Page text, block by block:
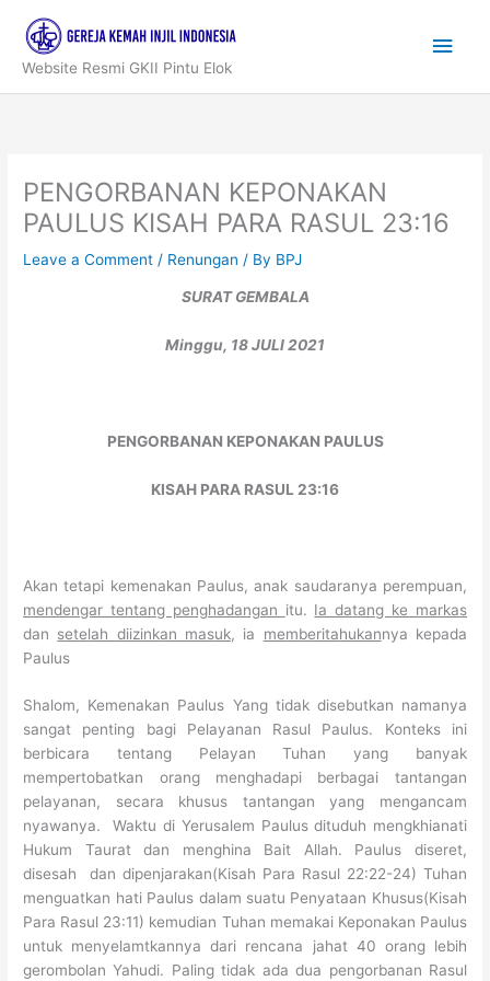
content
Website Resmi GKII Pintu Elok
Main
PENGORBANAN KEPONAKAN
PAULUS KISAH PARA RASUL 23:16
Leave a Comment / Renungan / By BPJ
SURAT GEMBALA
Minggu, 18 JULI 2021
PENGORBANAN KEPONAKAN PAULUS
KISAH PARA RASUL 23:16
Akan tetapi kemenakan Paulus, anak saudaranya perempuan,
mendengar tentang penghadangan itu. Ia datang ke markas
dan setelah diizinkan masuk, ia memberitahukannya kepada
Paulus
Shalom, Kemenakan Paulus Yang tidak disebutkan namanya
sangat penting bagi Pelayanan Rasul Paulus. Konteks ini
berbicara tentang Pelayan Tuhan yang banyak
mempertobatkan orang menghadapi berbagai tantangan
pelayanan, secara khusus tantangan yang mengancam
nyawanya. Waktu di Yerusalem Paulus dituduh mengkhianati
Hukum Taurat dan menghina Bait Allah. Paulus diseret,
disesah dan dipenjarakan(Kisah Para Rasul 22:22-24) Tuhan
menguatkan hati Paulus dalam suatu Penyataan Khusus(Kisah
Para Rasul 23:11) kemudian Tuhan memakai Keponakan Paulus
untuk menyelamtkannya dari rencana jahat 40 orang lebih
gerombolan Yahudi. Paling tidak ada dua pengorbanan Rasul